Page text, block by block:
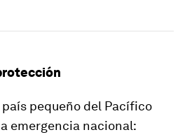
pequeño del Pacífico
emergencia nacional: